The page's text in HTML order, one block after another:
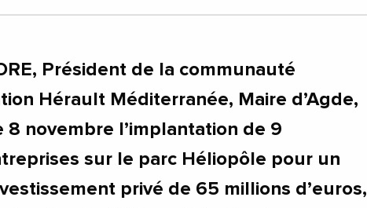
Président de la communauté
Hérault Méditerranée, Maire d’Agde,
8 novembre l’implantation de 9
sur le parc Héliopôle pour un
privé de 65 millions d’euros,